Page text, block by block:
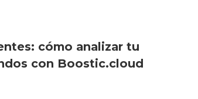
cómo analizar tu
con Boostic.cloud